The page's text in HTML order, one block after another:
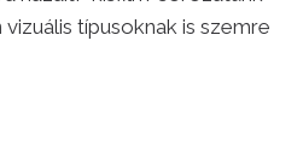
típusoknak is szemre